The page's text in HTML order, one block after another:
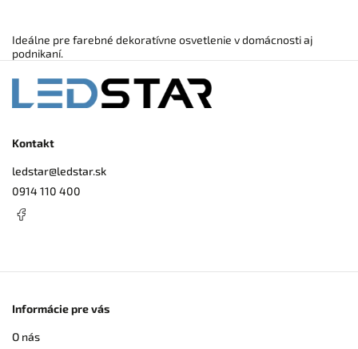
Ideálne pre farebné dekoratívne osvetlenie v domácnosti aj
podnikaní.
Kontakt
ledstar@ledstar.sk
0914 110 400
Informácie pre vás
O nás